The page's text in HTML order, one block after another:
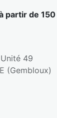
partir de
49
(Gembloux)